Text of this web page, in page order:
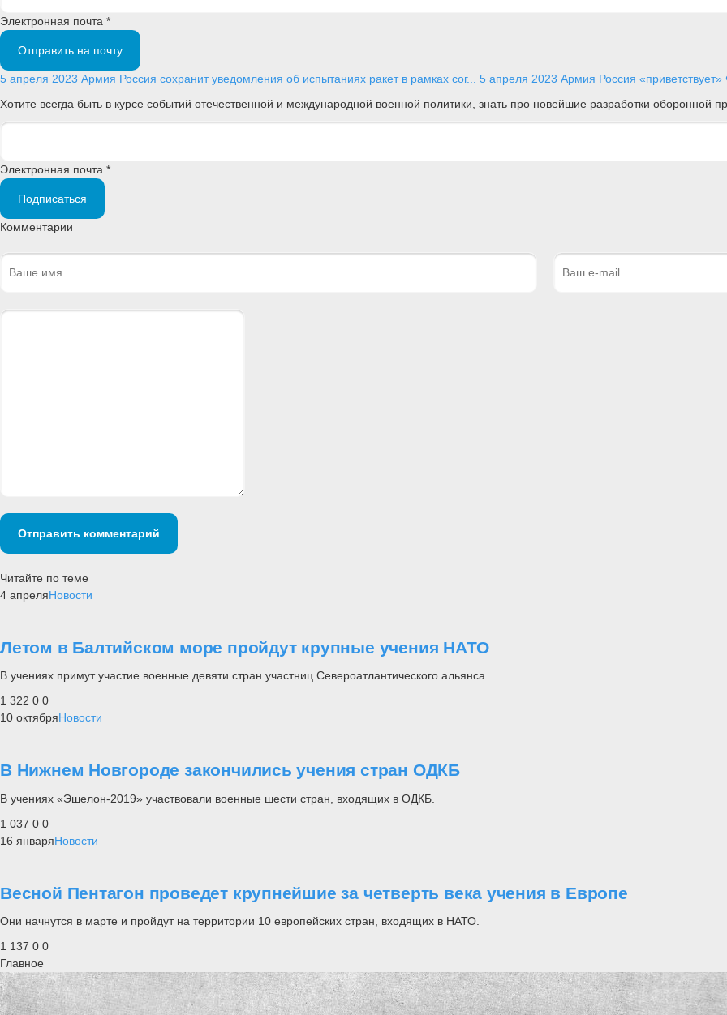
Электронная почта *
Отправить на почту
5 апреля 2023 Армия Россия сохранит уведомления об испытаниях ракет в рамках сог... 5 апреля 2023 Армия Россия
Хотите всегда быть в курсе событий отечественной и международной военной политики, знать про новейшие разработки
Электронная почта *
Подписаться
Комментарии
Отправить комментарий
Читайте по теме
4 апреляНовости
Летом в Балтийском море пройдут крупные учения НАТО
В учениях примут участие военные девяти стран участниц Североатлантического альянса.
1 322 0 0
10 октябряНовости
В Нижнем Новгороде закончились учения стран ОДКБ
В учениях «Эшелон-2019» участвовали военные шести стран, входящих в ОДКБ.
1 037 0 0
16 январяНовости
Весной Пентагон проведет крупнейшие за четверть века учения в Европе
Они начнутся в марте и пройдут на территории 10 европейских стран, входящих в НАТО.
1 137 0 0
Главное